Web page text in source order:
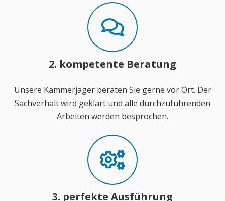
2. kompetente Beratung
Unsere Kammerjäger beraten Sie gerne vor Ort. Der
Sachverhalt wird geklärt und alle durchzuführenden
Arbeiten werden besprochen.
3. perfekte Ausführung